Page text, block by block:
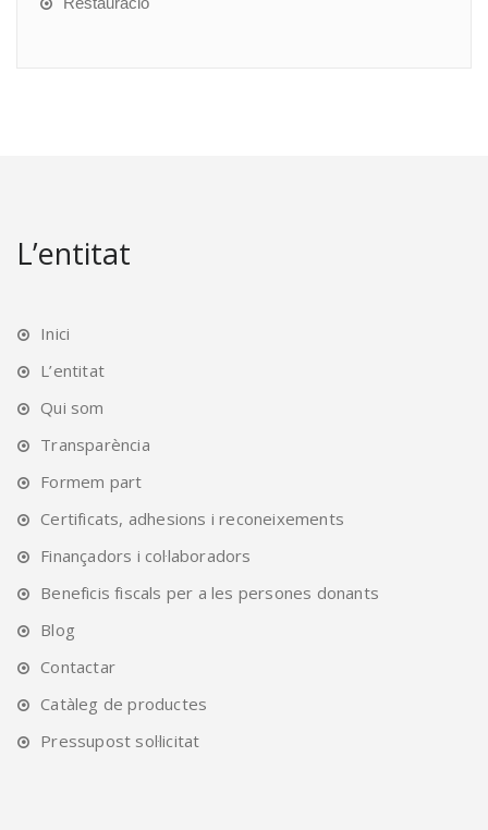
L’entitat
Inici
L’entitat
Qui som
Transparència
Formem part
Certificats, adhesions i reconeixements
Finançadors i col·laboradors
Beneficis fiscals per a les persones donants
Blog
Contactar
Catàleg de productes
Pressupost sol·licitat